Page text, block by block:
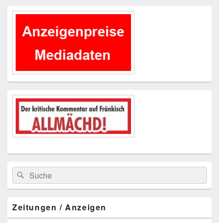
Primärer
Widgetbereich
Suchen
nach:
Suchen
Zeitungen / Anzeigen